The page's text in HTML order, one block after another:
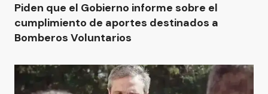
Piden que el Gobierno informe sobre el
cumplimiento de aportes destinados a
Bomberos Voluntarios